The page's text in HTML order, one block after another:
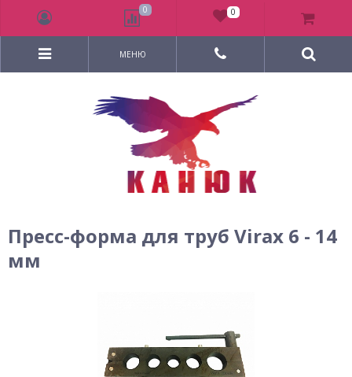
МЕНЮ
Пресс-форма для труб Virax 6 - 14
мм
0 0